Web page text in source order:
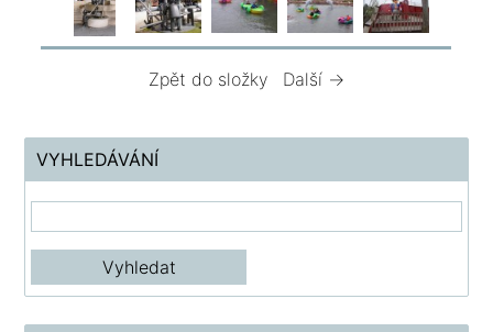
Zpět do složky Další →
VYHLEDÁVÁNÍ